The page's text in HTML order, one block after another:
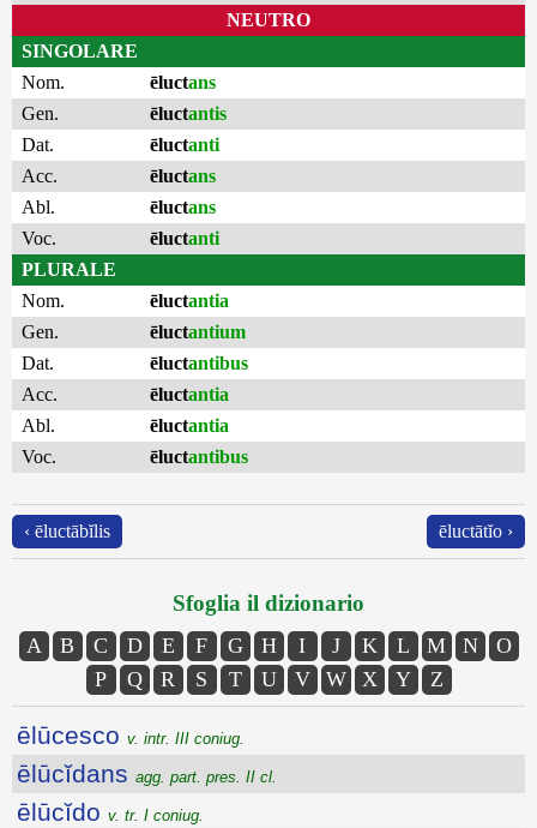
NEUTRO
SINGOLARE
Nom.
ēluctans
Gen.
ēluctantis
Dat.
ēluctanti
Acc.
ēluctans
Abl.
ēluctans
Voc.
ēluctanti
PLURALE
Nom.
ēluctantia
Gen.
ēluctantium
Dat.
ēluctantibus
Acc.
ēluctantia
Abl.
ēluctantia
Voc.
ēluctantibus
‹ ēluctābĭlis ēluctātĭo ›
Sfoglia il dizionario
A B C D E F G H I J K L M N
O
P
Q R S T U V W X Y Z
ēlūcesco v. intr. III coniug.
ēlūcĭdans agg. part. pres. II cl.
ēlūcĭdo v. tr. I coniug.